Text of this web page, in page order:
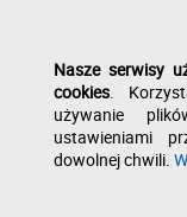
Nasze serwisy
cookies.
używanie
ustawieniami
dowolnej chwili.